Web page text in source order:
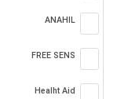
ANAHIL
FREE SENS
Healht Aid